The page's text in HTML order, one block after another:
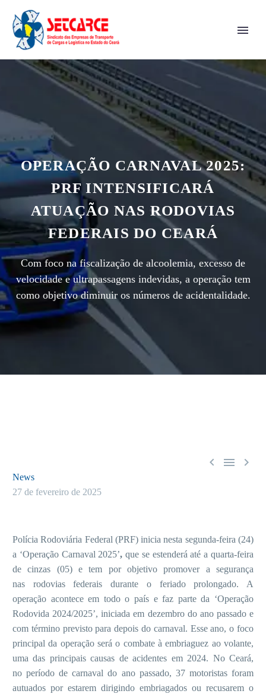
OPERAÇÃO CARNAVAL 2025:
PRF INTENSIFICARÁ
ATUAÇÃO NAS RODOVIAS
FEDERAIS DO CEARÁ
Com foco na fiscalização de alcoolemia, excesso de
velocidade e ultrapassagens indevidas, a operação tem
como objetivo diminuir os números de acidentalidade.
  
News
27 de fevereiro de 2025
Polícia Rodoviária Federal (PRF) inicia nesta segunda-feira (24)
a ‘Operação Carnaval 2025’,que se estenderá até a quarta-feira
de cinzas (05) e tem por objetivo promover a segurança
nas rodovias federais durante o feriado prolongado. A
operação acontece em todo o país e faz parte da ‘Operação
Rodovida 2024/2025’, iniciada em dezembro do ano passado e
com término previsto para depois do carnaval. Esse ano, o foco
principal da operação será o combate à embriaguez ao volante,
uma das principais causas de acidentes em 2024. No Ceará,
no período de carnaval do ano passado, 37 motoristas foram
autuados por estarem dirigindo embriagados ou recusarem o